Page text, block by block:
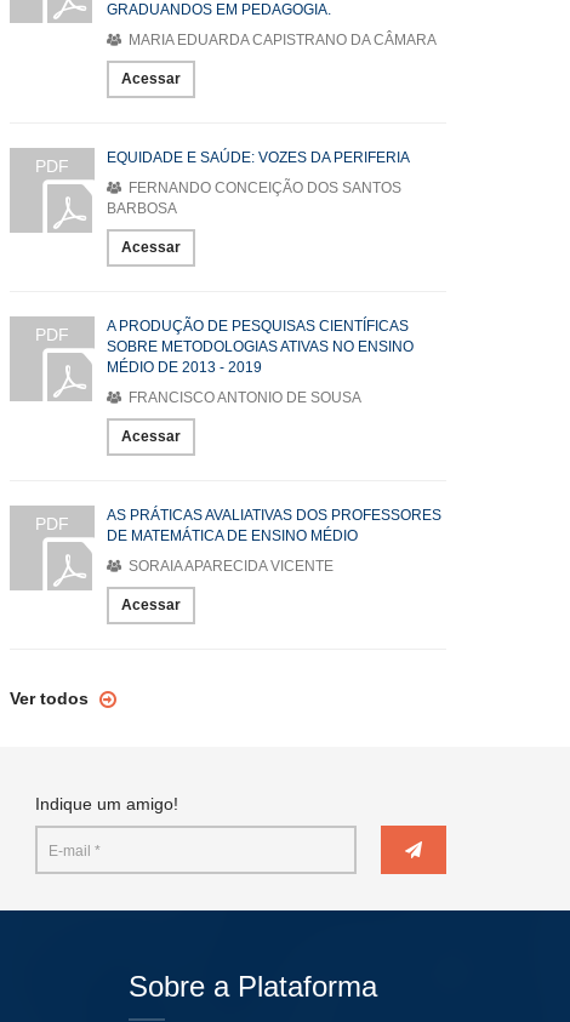
GRADUANDOS EM PEDAGOGIA.
MARIA EDUARDA CAPISTRANO DA CÂMARA
Acessar
PDF
EQUIDADE E SAÚDE: VOZES DA PERIFERIA
FERNANDO CONCEIÇÃO DOS SANTOS
BARBOSA
Acessar
PDF
A PRODUÇÃO DE PESQUISAS CIENTÍFICAS
SOBRE METODOLOGIAS ATIVAS NO ENSINO
MÉDIO DE 2013 - 2019
FRANCISCO ANTONIO DE SOUSA
Acessar
PDF
AS PRÁTICAS AVALIATIVAS DOS PROFESSORES
DE MATEMÁTICA DE ENSINO MÉDIO
SORAIA APARECIDA VICENTE
Acessar
Ver todos
Indique um amigo!
Sobre a Plataforma